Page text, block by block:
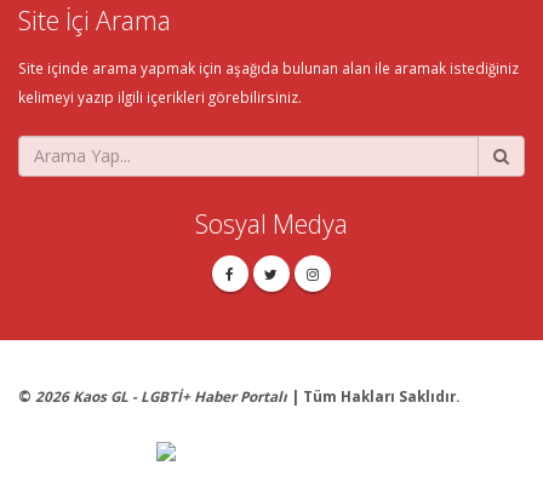
Site İçi Arama
Site içinde arama yapmak için aşağıda bulunan alan ile aramak istediğiniz
kelimeyi yazıp ilgili içerikleri görebilirsiniz.
Sosyal Medya
© 2026 Kaos GL - LGBTİ+ Haber Portalı | Tüm Hakları Saklıdır.